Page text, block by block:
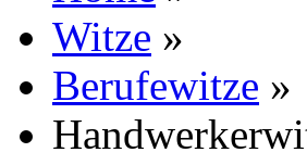
Witze »
Berufewitze »